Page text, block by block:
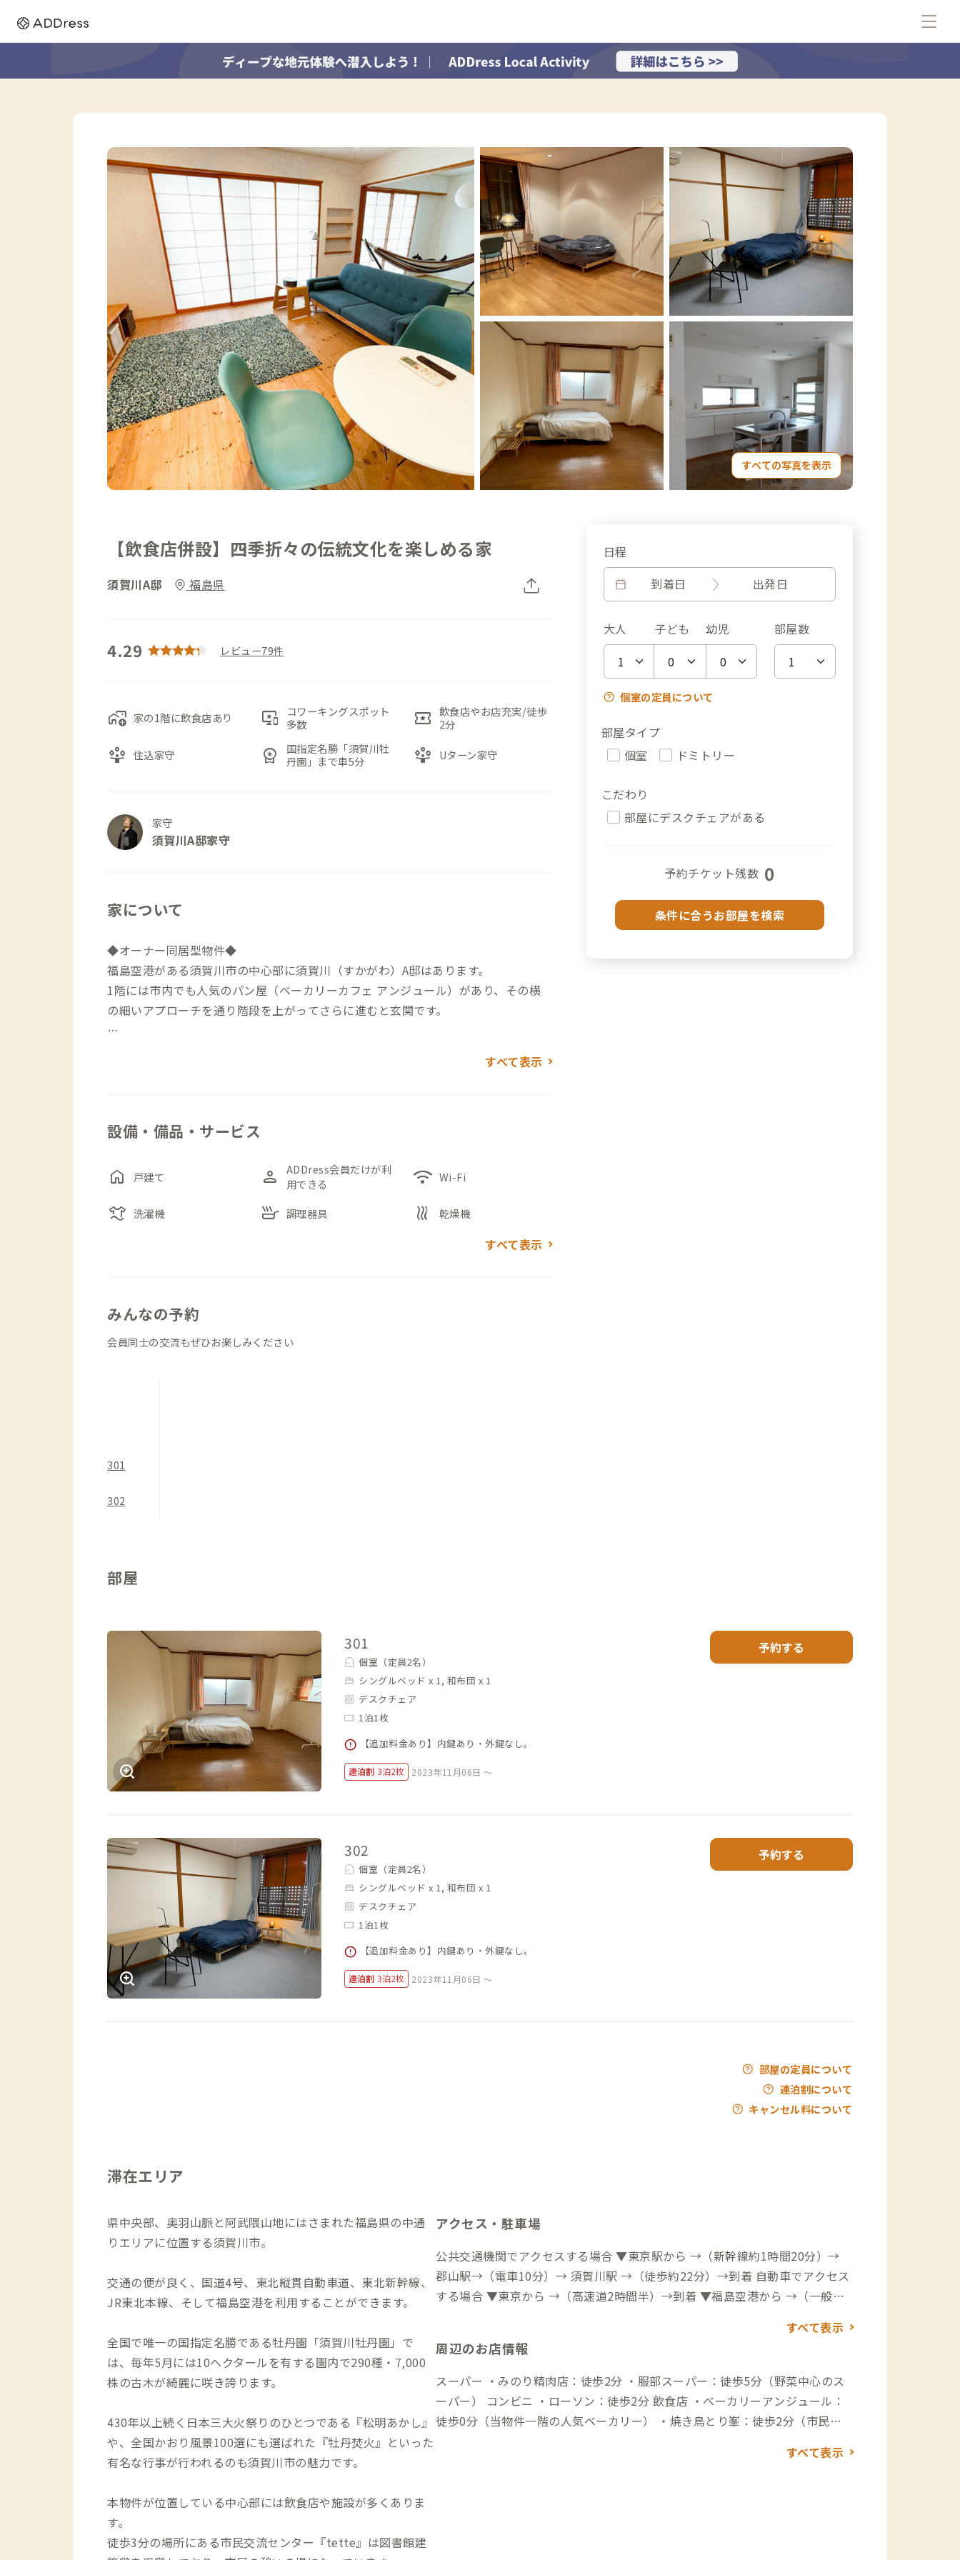
すべての写真を表示
【飲食店併設】四季折々の伝統文化を楽しめる家
須賀川A邸 福島県
4.29 レビュー79件
add_home_work 家の1階に飲食店あり important_devices
コワーキングスポット
多数
local_activity 飲食店やお店充実/徒歩
2分
person_play 住込家守 workspace_premium
国指定名勝「須賀川牡
丹園」まで車5分
person_play Uターン家守
家守
須賀川A邸家守
家について
◆オーナー同居型物件◆
福島空港がある須賀川市の中心部に須賀川（すかがわ）A邸はあります。
1階には市内でも人気のパン屋（ベーカリーカフェ アンジュール）があり、その横
の細いアプローチを通り階段を上がってさらに進むと玄関です。
い時は畳スペースや、3階にあるインナーバルコニーでくつろぐことができます。な
してください。
作業場所を変えたいときは須賀川市民交流センターtetteがおすすめです。五階建て
設ですが、眺めのいいテラス席や本棚に囲まれたテーブル席での作業がおすすめで
すべて表示
設備・備品・サービス
home 戸建て person
ADDress会員だけが利
用できる
wifi Wi-Fi
laundry 洗濯機 skillet 調理器具 heat 乾燥機
すべて表示
日程
到着日
出発日
大人 子ども 幼児 部屋数
個室の定員について
部屋タイプ
個室
ドミトリー
こだわり
部屋にデスクチェアがある
予約チケット残数 0
条件に合うお部屋を検索
みんなの予約
会員同士の交流もぜひお楽しみください
301
302
部屋
301
個室（定員2名）
シングルベッド x 1, 和布団 x 1
デスクチェア
1泊1枚
【追加料金あり】内鍵あり・外鍵なし。
連泊割 3泊2枚 2023年11月06日 ～
予約する
302
個室（定員2名）
シングルベッド x 1, 和布団 x 1
デスクチェア
1泊1枚
【追加料金あり】内鍵あり・外鍵なし。
連泊割 3泊2枚 2023年11月06日 ～
予約する
部屋の定員について
連泊割について
キャンセル料について
滞在エリア
県中央部、奥羽山脈と阿武隈山地にはさまれた福島県の中通
りエリアに位置する須賀川市。
交通の便が良く、国道4号、東北縦貫自動車道、東北新幹線、
JR東北本線、そして福島空港を利用することができます。
全国で唯一の国指定名勝である牡丹園「須賀川牡丹園」で
は、毎年5月には10ヘクタールを有する園内で290種・7,000
株の古木が綺麗に咲き誇ります。
430年以上続く日本三大火祭りのひとつである『松明あかし』
や、全国かおり風景100選にも選ばれた『牡丹焚火』といった
有名な行事が行われるのも須賀川市の魅力です。
本物件が位置している中心部には飲食店や施設が多くありま
す。
徒歩3分の場所にある市民交流センター『tette』は図書館建
アクセス・駐車場
公共交通機関でアクセスする場合 ▼東京駅から →（新幹線約1時間20分）→
郡山駅→（電車10分）→ 須賀川駅 →（徒歩約22分）→到着 自動車でアクセス
する場合 ▼東京から →（高速道2時間半）→到着 ▼福島空港から →（一般道1
すべて表示
周辺のお店情報
スーパー ・みのり精肉店：徒歩2分 ・服部スーパー：徒歩5分（野菜中心のス
ーパー） コンビニ ・ローソン：徒歩2分 飲食店 ・ベーカリーアンジュール：
徒歩0分（当物件一階の人気ベーカリー） ・焼き鳥とり峯：徒歩2分（市民な
パンのサンドイッチ屋） ・四季彩和の花：徒歩2分（ランチにお勧めの和食屋
すべて表示